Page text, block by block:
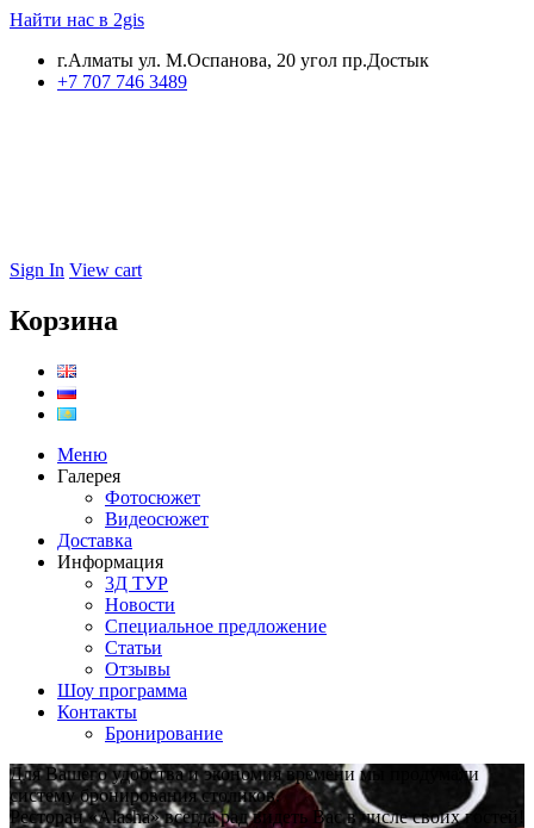
Найти нас в 2gis
г.Алматы ул. М.Оспанова, 20 угол пр.Достык
+7 707 746 3489
Sign In View cart
Корзина
Меню
Галерея
Фотосюжет
Видеосюжет
Доставка
Информация
3Д ТУР
Новости
Cпециальное предложение
Статьи
Отзывы
Шоу программа
Контакты
Бронирование
Для Вашего удобства и экономия времени мы продумали
систему бронирования столиков.
Ресторан «Alasha» всегда рад видеть Вас в числе своих гостей!